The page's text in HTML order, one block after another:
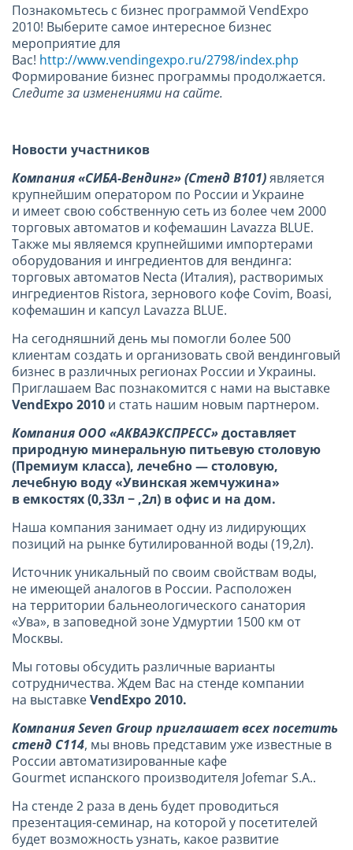
Познакомьтесь с бизнес программой VendExpo
2010! Выберите самое интересное бизнес
мероприятие для
Вас! http://www.vendingexpo.ru/2798/index.php
Формирование бизнес программы продолжается.
Следите за изменениями на сайте.
Новости участников
Компания «СИБА-Вендинг» (Стенд В101)является
крупнейшим оператором по России и Украине
и имеет свою собственную сеть из более чем 2000
торговых автоматов и кофемашин Lavazza BLUE.
Также мы являемся крупнейшими импортерами
оборудования и ингредиентов для вендинга:
торговых автоматов Necta (Италия), растворимых
ингредиентов Ristora, зернового кофе Covim, Boasi,
кофемашин и капсул Lavazza BLUE.
На сегодняшний день мы помогли более 500
клиентам создать и организовать свой вендинговый
бизнес в различных регионах России и Украины.
Приглашаем Вас познакомится с нами на выставке
VendExpo2010 и стать нашим новым партнером.
Компания ООО «АКВАЭКСПРЕСС»доставляет
природную минеральную питьевую столовую
(Премиум класса), лечебно — столовую,
лечебную воду «Увинская жемчужина»
в емкостях (0,33л − ,2л) в офис и на дом.
Наша компания занимает одну из лидирующих
позиций на рынке бутилированной воды (19,2л).
Источник уникальный по своим свойствам воды,
не имеющей аналогов в России. Расположен
на территории бальнеологического санатория
«Ува», в заповедной зоне Удмуртии 1500 км от
Москвы.
Мы готовы обсудить различные варианты
сотрудничества. Ждем Вас на стенде компании
на выставкеVendExpo 2010.
Компания Seven Group приглашает всех посетить
стенд С114, мы вновь представим уже известные в
России автоматизированные кафе
Gourmet испанского производителя Jofemar S.A..
На стенде 2 раза в день будет проводиться
презентация-семинар, на которой у посетителей
будет возможность узнать, какое развитие